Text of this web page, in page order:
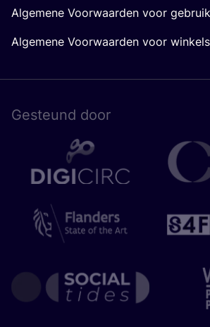
Algemene Voorwaarden voor
Algemene Voorwaarden voor winkels
Gesteund door